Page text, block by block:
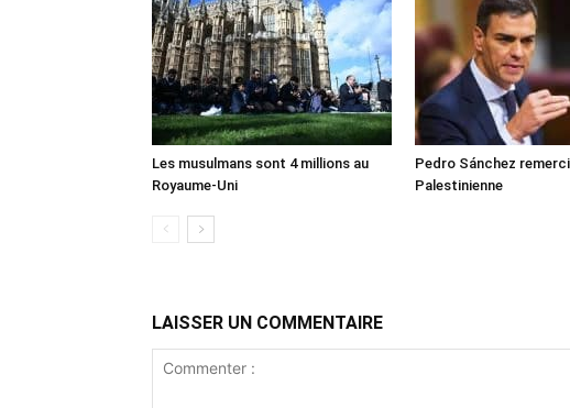
Les musulmans sont 4 millions au
Royaume-Uni
Pedro Sánchez
Palestinienne
LAISSER UN COMMENTAIRE